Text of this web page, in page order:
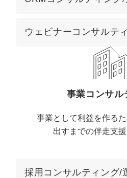
ウェビナーコンサルテ
事業コンサル
事業として利益を作る
出すまでの伴走支
採用コンサルティング/